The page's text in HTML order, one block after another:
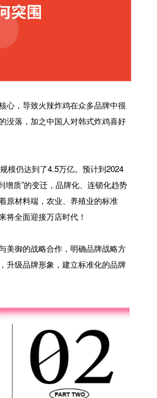
心，导致火辣炸鸡在众多品牌中很
没落，加之中国人对韩式炸鸡喜好
模仍达到了4.5万亿。预计到2024
增质”的变迁，品牌化、连锁化趋势
原材料端，农业、养殖业的标准
将全面迎接万店时代！
美御的战略合作，明确品牌战略方
升级品牌形象，建立标准化的品牌